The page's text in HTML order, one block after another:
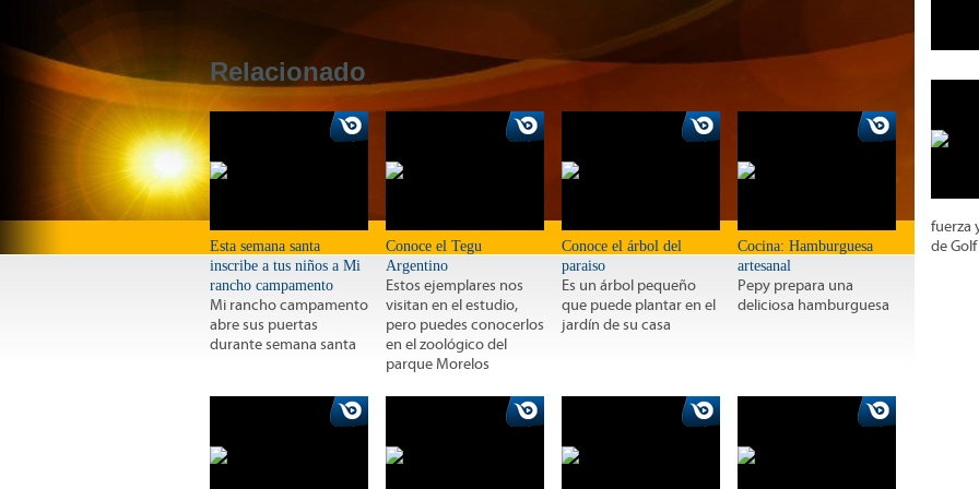
Relacionado
Esta semana santa
inscribe a tus niños a Mi
rancho campamento
Mi rancho campamento
abre sus puertas
durante semana santa
Conoce el Tegu
Argentino
Estos ejemplares nos
visitan en el estudio,
pero puedes conocerlos
en el zoológico del
parque Morelos
Conoce el árbol del
paraiso
Es un árbol pequeño
que puede plantar en el
jardín de su casa
Cocina: Hamburguesa
artesanal
Pepy prepara una
deliciosa hamburguesa
fuerza
de